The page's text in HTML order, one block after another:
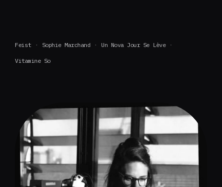
Feist Sophie Marchand Un Nova Jour Se Lève
Vitamine So